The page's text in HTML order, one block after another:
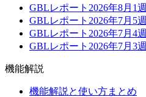
GBLレポート2026年8月1週
GBLレポート2026年7月5週
GBLレポート2026年7月4週
GBLレポート2026年7月3週
機能解説
機能解説と使い方まとめ